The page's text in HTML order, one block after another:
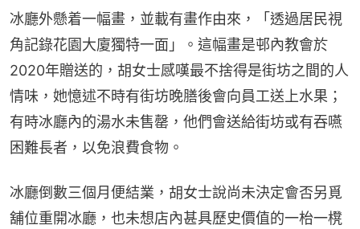
冰廳外懸着一幅畫，並載有畫作由來，「透過居民視
角記錄花園大廈獨特一面」。這幅畫是邨內教會於
2020年贈送的，胡女士感嘆最不捨得是街坊之間的人
情味，她憶述不時有街坊晚膳後會向員工送上水果；
有時冰廳內的湯水未售罄，他們會送給街坊或有吞嚥
困難長者，以免浪費食物。
冰廳倒數三個月便結業，胡女士說尚未決定會否另覓
舖位重開冰廳，也未想店內甚具歷史價值的一枱一櫈